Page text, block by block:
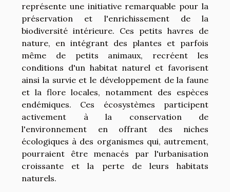
représente une initiative remarquable pour la
préservation et l'enrichissement de la
biodiversité intérieure. Ces petits havres de
nature, en intégrant des plantes et parfois
même de petits animaux, recréent les
conditions d'un habitat naturel et favorisent
ainsi la survie et le développement de la faune
et la flore locales, notamment des espèces
endémiques. Ces écosystèmes participent
activement à la conservation de
l'environnement en offrant des niches
écologiques à des organismes qui, autrement,
pourraient être menacés par l'urbanisation
croissante et la perte de leurs habitats
naturels.